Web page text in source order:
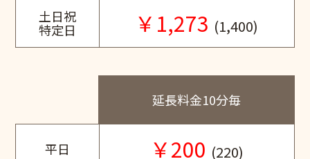
土日祝
特定日 ￥1,273 (1,400)
延長料金10分毎
平日 ￥200 (220)